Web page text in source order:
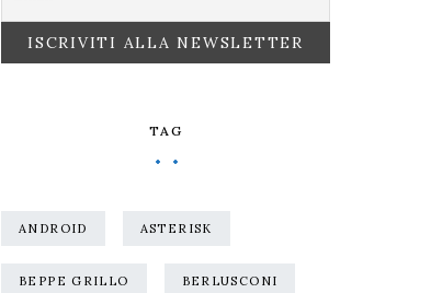
TAG
ANDROID ASTERISK
BEPPE GRILLO BERLUSCONI